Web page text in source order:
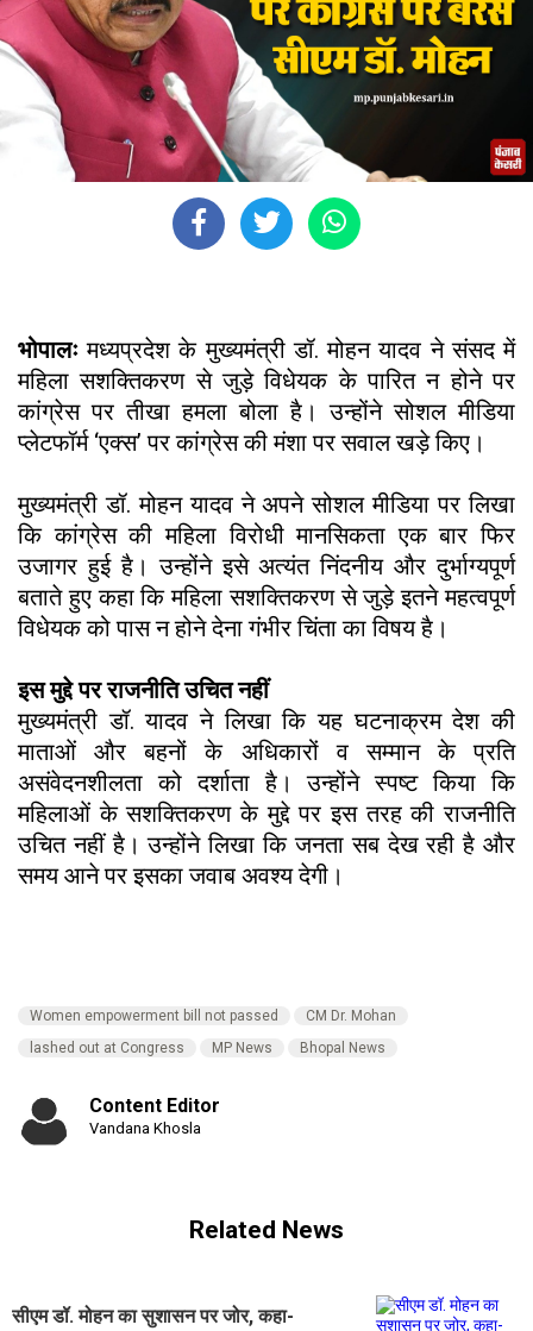
भोपालःमध्यप्रदेश के मुख्यमंत्री डॉ. मोहन यादव ने संसद में
महिला सशक्तिकरण से जुड़े विधेयक के पारित न होने पर
कांग्रेस पर तीखा हमला बोला है। उन्होंने सोशल मीडिया
प्लेटफॉर्म ‘एक्स’ पर कांग्रेस की मंशा पर सवाल खड़े किए।
मुख्यमंत्री डॉ. मोहन यादव ने अपने सोशल मीडिया पर लिखा
कि कांग्रेस की महिला विरोधी मानसिकता एक बार फिर
उजागर हुई है। उन्होंने इसे अत्यंत निंदनीय और दुर्भाग्यपूर्ण
बताते हुए कहा कि महिला सशक्तिकरण से जुड़े इतने महत्वपूर्ण
विधेयक को पास न होने देना गंभीर चिंता का विषय है।
इस मुद्दे पर राजनीति उचित नहीं
मुख्यमंत्री डॉ. यादव ने लिखा कि यह घटनाक्रम देश की
माताओं और बहनों के अधिकारों व सम्मान के प्रति
असंवेदनशीलता को दर्शाता है। उन्होंने स्पष्ट किया कि
महिलाओं के सशक्तिकरण के मुद्दे पर इस तरह की राजनीति
उचित नहीं है। उन्होंने लिखा कि जनता सब देख रही है और
समय आने पर इसका जवाब अवश्य देगी।
Women empowerment bill not passed
CM Dr. Mohan
lashed out at Congress
MP News Bhopal News
Content Editor
Vandana Khosla
Related News
सीएम डॉ. मोहन का सुशासन पर जोर, कहा-